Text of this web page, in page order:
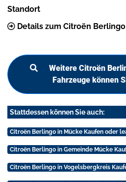
Standort
Details zum Citroën
Weitere Citroën
Fahrzeuge können
Stattdessen können Sie auch:
Citroën Berlingo in Mücke Kaufen oder
Citroën Berlingo in Gemeinde Mücke
Citroën Berlingo in Vogelsbergkreis